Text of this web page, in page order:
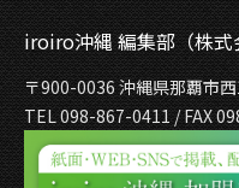
iroiro沖縄 編集部（株式
〒900-0036 沖縄県那覇市
TEL 098-867-0411 / FAX